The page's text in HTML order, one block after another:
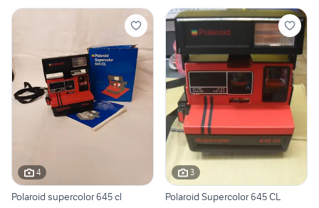
4
Polaroid supercolor 645 cl
3
Polaroid Supercolor 645 CL